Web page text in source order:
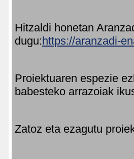
Hitzaldi honetan
dugu:https://aranzadi-
Proiektuaren espezie
babesteko arrazoiak
Zatoz eta ezagutu